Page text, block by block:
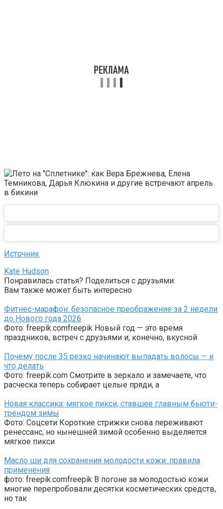
Источник
Kate Hudson
Понравилась статья? Поделиться с друзьями:
Вам также может быть интересно
Фитнес-марафон: безопасное преображение за 2 недели
до Нового года 2026
Фото: freepik.comfreepik Новый год — это время
праздников, встреч с друзьями и, конечно, вкусной
Почему после 35 резко начинают выпадать волосы — и
что делать
Фото: freepik.com Смотрите в зеркало и замечаете, что
расческа теперь собирает целые пряди, а
Новая классика: мягкое пикси, ставшее главным бьюти-
трендом зимы
Фото: Соцсети Короткие стрижки снова переживают
ренессанс, но нынешней зимой особенно выделяется
мягкое пикси
Масло ши для сохранения молодости кожи: правила
применения
фото: freepik.comfreepik В погоне за молодостью кожи
многие перепробовали десятки косметических средств,
но так